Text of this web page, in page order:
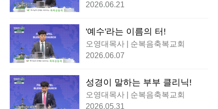
2026.06.21
'예수'라는 이름의 터!
오영대목사 | 순복음축복교회
2026.06.07
성경이 말하는 부부 클리닉!
오영대목사 | 순복음축복교회
2026.05.31